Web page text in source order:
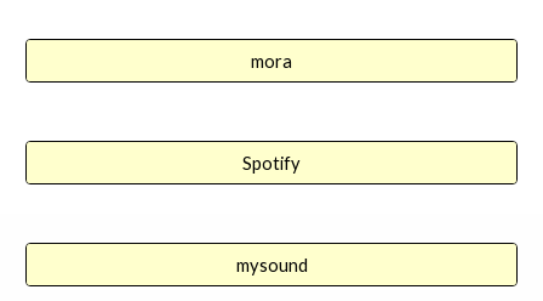
mora
Spotify
mysound